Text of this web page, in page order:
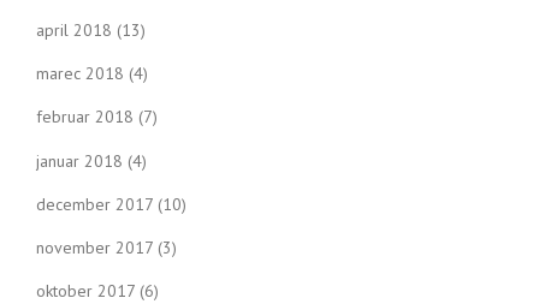
april 2018 (13)
marec 2018 (4)
februar 2018 (7)
januar 2018 (4)
december 2017 (10)
november 2017 (3)
oktober 2017 (6)